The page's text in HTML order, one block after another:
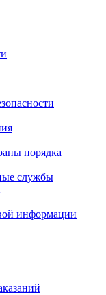
порядка
службы
информации